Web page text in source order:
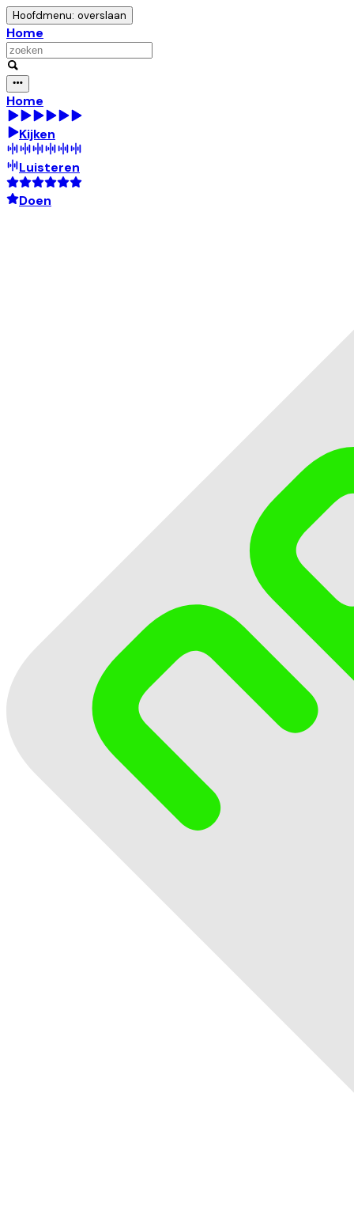
Hoofdmenu: overslaan
Home
Home
Kijken
Luisteren
Doen